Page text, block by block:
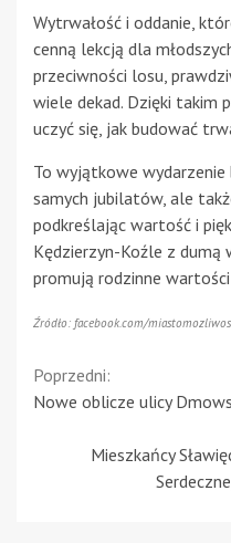
Wytrwałość i oddanie,
cenną lekcją dla
przeciwności losu,
wiele dekad. Dzięki takim
uczyć się, jak budować
To wyjątkowe
samych jubilatów, ale
podkreślając wartość i
Kędzierzyn-Koźle z dumą
promują rodzinne
Źródło: facebook.com/
Continue
Poprzedni:
Nowe oblicze ulicy
Mieszkańcy